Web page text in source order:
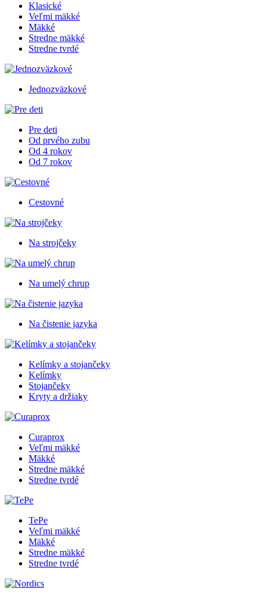
Klasické
Veľmi mäkké
Mäkké
Stredne mäkké
Stredne tvrdé
Jednozväzkové
Pre deti
Od prvého zubu
Od 4 rokov
Od 7 rokov
Cestovné
Na strojčeky
Na umelý chrup
Na čistenie jazyka
Kelímky a stojančeky
Kelímky
Stojančeky
Kryty a držiaky
Curaprox
Veľmi mäkké
Mäkké
Stredne mäkké
Stredne tvrdé
TePe
Veľmi mäkké
Mäkké
Stredne mäkké
Stredne tvrdé